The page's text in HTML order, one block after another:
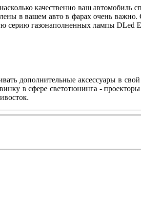
качественно ваш автомобиль
в вашем авто в фарах очень важно.
серию газонаполненных лампы DLed
дополнительные аксессуары в
в сфере светотюнинга -